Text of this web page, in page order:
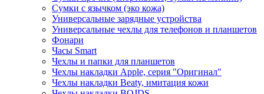
Сумки с язычком (эко кожа)
Универсальные зарядные устройства
Универсальные чехлы для телефонов и планшетов
Фонари
Часы Smart
Чехлы и папки для планшетов
Чехлы накладки Apple, серия "Оригинал"
Чехлы накладки Beaty, имитация кожи